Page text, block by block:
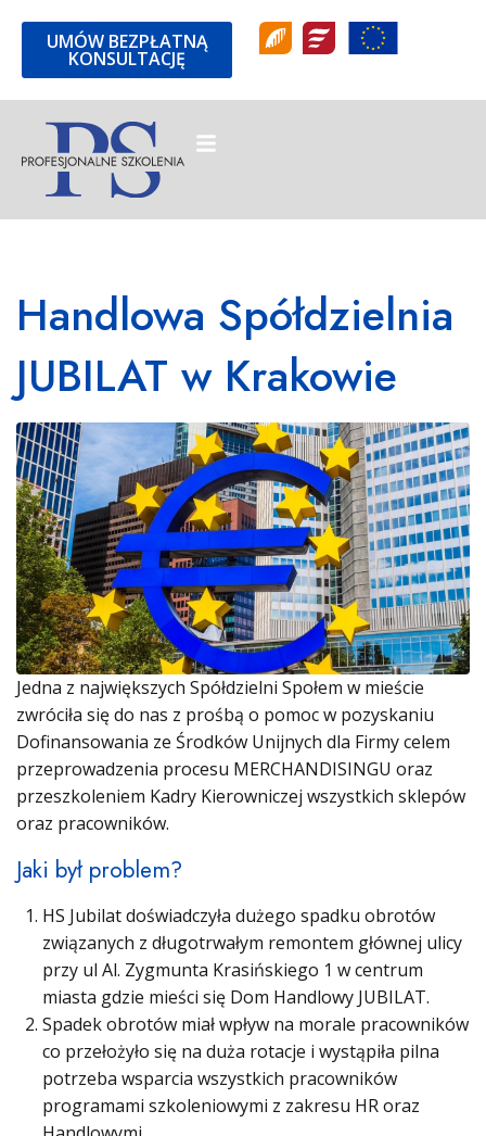
UMÓW BEZPŁATNĄ
KONSULTACJĘ
Handlowa Spółdzielnia
JUBILAT w Krakowie
Jedna z największych Spółdzielni Społem w mieście
zwróciła się do nas z prośbą o pomoc w pozyskaniu
Dofinansowania ze Środków Unijnych dla Firmy celem
przeprowadzenia procesu MERCHANDISINGU oraz
przeszkoleniem Kadry Kierowniczej wszystkich sklepów
oraz pracowników.
Jaki był problem?
HS Jubilat doświadczyła dużego spadku obrotów
związanych z długotrwałym remontem głównej ulicy
przy ul Al. Zygmunta Krasińskiego 1 w centrum
miasta gdzie mieści się Dom Handlowy JUBILAT.
Spadek obrotów miał wpływ na morale pracowników
co przełożyło się na duża rotacje i wystąpiła pilna
potrzeba wsparcia wszystkich pracowników
programami szkoleniowymi z zakresu HR oraz